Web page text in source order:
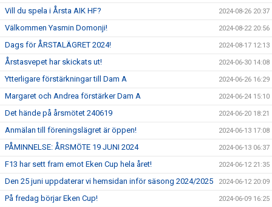
Vill du spela i Årsta AIK HF? 2024-08-26 20:37
Välkommen Yasmin Domonji! 2024-08-22 20:56
Dags för ÅRSTALÄGRET 2024! 2024-08-17 12:13
Årstasvepet har skickats ut! 2024-06-30 14:08
Ytterligare förstärkningar till Dam A 2024-06-26 16:29
Margaret och Andrea förstärker Dam A 2024-06-24 15:10
Det hände på årsmötet 240619 2024-06-20 18:21
Anmälan till föreningslägret är öppen! 2024-06-13 17:08
PÅMINNELSE: ÅRSMÖTE 19 JUNI 2024 2024-06-13 06:37
F13 har sett fram emot Eken Cup hela året! 2024-06-12 21:35
Den 25 juni uppdaterar vi hemsidan inför säsong 2024/2025 2024-06-12 20:09
På fredag börjar Eken Cup! 2024-06-09 16:25